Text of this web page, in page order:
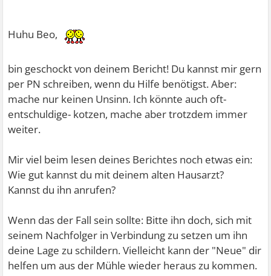
ung eines 1-Euro-Jobs mit den Worten "Du kommst ja aus
der Klappsmühle, und
Arbeitsamtes (ich habe dort
den Stempel UPNV für unerwünschte Person/nicht
vermittelbar), zum Erstantrag
für diese Rente geführt.
innerlich nach 15 Jahren
ständigem sozialen/beruflichen/amtlichen Auf und Ab
einmal wirklich zur Ruhe kom-
wirklich halbwegs Angst- und
Depressionsfrei.
Artztbesuche oder Therapie habe ich in dieser Zeit keine
gemacht, denn Asperger
Huhu Beo,
bin geschockt von deinem Bericht! Du kannst mir gern
per PN schreiben, wenn du Hilfe benötigst. Aber:
mache nur keinen Unsinn. Ich könnte auch oft-
entschuldige- kotzen, mache aber trotzdem immer
weiter.
Mir viel beim lesen deines Berichtes noch etwas ein:
Wie gut kannst du mit deinem alten Hausarzt?
Kannst du ihn anrufen?
Wenn das der Fall sein sollte: Bitte ihn doch, sich mit
seinem Nachfolger in Verbindung zu setzen um ihn
deine Lage zu schildern. Vielleicht kann der "Neue" dir
helfen um aus der Mühle wieder heraus zu kommen.